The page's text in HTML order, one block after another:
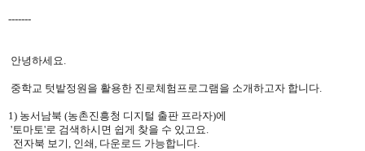
-------
안녕하세요.
중학교 텃밭정원을 활용한 진로체험프로그램을 소개하고자 합니다.
1) 농서남북 (농촌진흥청 디지털 출판 프라자)에
'토마토'로 검색하시면 쉽게 찾을 수 있고요.
전자북 보기, 인쇄, 다운로드 가능합니다.